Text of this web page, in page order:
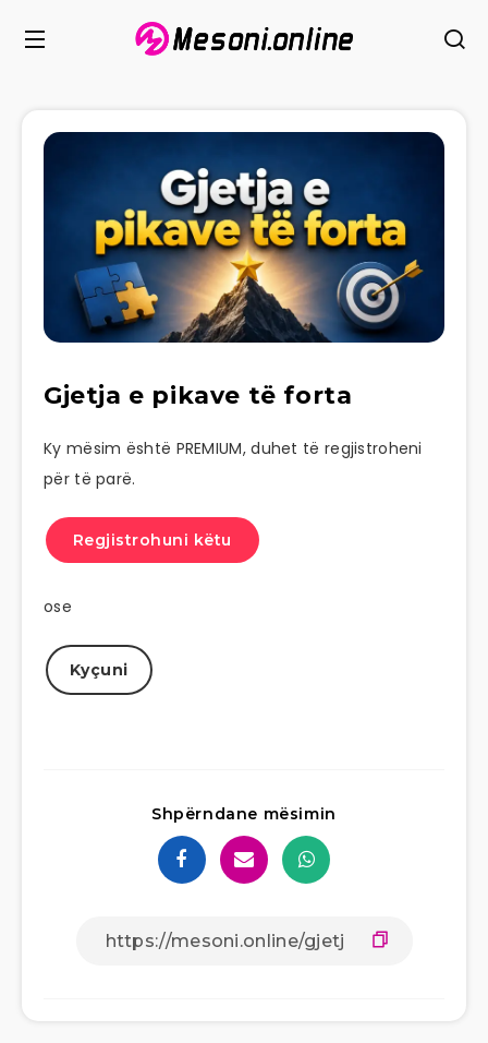
Gjetja e pikave të forta
Ky mësim është PREMIUM, duhet të regjistroheni
për të parë.
Regjistrohuni këtu
ose
Kyçuni
Shpërndane mësimin